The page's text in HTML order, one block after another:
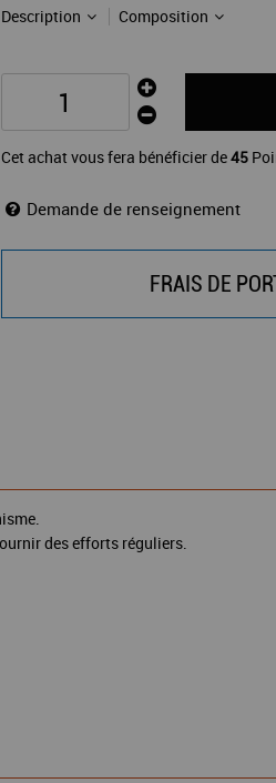
Description
Composition
Cet achat vous fera bénéficier de45
Demande de renseignement
FRAIS DE
des efforts réguliers.